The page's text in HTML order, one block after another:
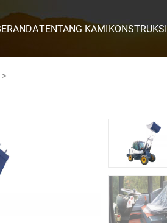
TENTANG KAMIKONSTRUKSI
>